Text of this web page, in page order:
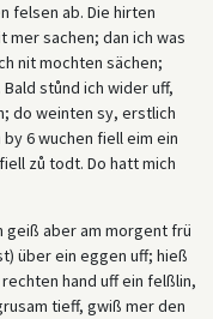
felsen ab. Die hirten
mer sachen; dan ich was
nit mochten sächen;
stůnd ich wider uff,
do weinten sy, erstlich
6 wuchen fiell eim ein
zů todt. Do hatt mich
geiß aber am morgent frü
über ein eggen uff; hieß
hand uff ein felßlin,
tieff, gwiß mer den